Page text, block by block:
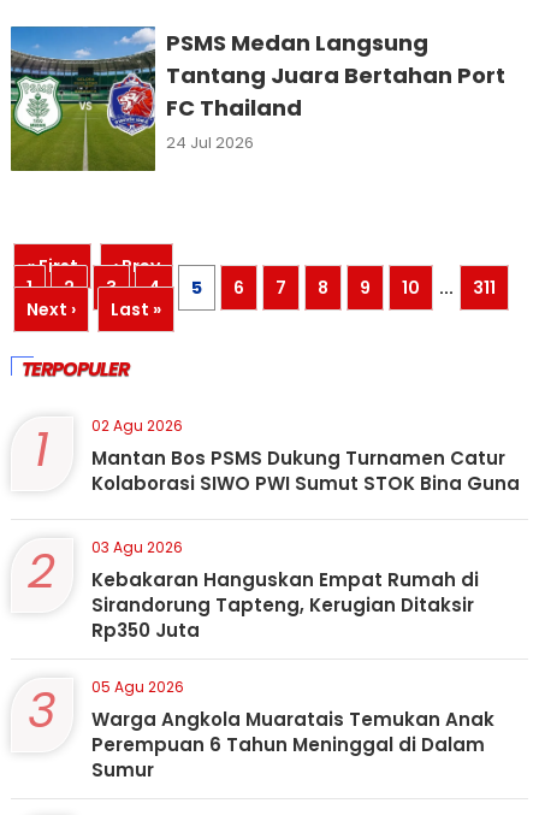
PSMS Medan Langsung
Tantang Juara Bertahan Port
FC Thailand
24 Jul 2026
« First
‹ Prev
1
2 3 4 5 6 7 8 9 10 ...
311
Next ›
Last »
TERPOPULER
1 02 Agu 2026
Mantan Bos PSMS Dukung Turnamen Catur
Kolaborasi SIWO PWI Sumut STOK Bina Guna
2 03 Agu 2026
Kebakaran Hanguskan Empat Rumah di
Sirandorung Tapteng, Kerugian Ditaksir
Rp350 Juta
3 05 Agu 2026
Warga Angkola Muaratais Temukan Anak
Perempuan 6 Tahun Meninggal di Dalam
Sumur